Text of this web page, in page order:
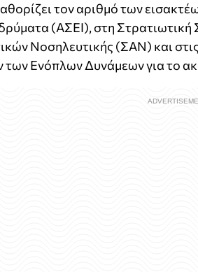
τον αριθμό των
(ΑΣΕΙ), στη
Νοσηλευτικής (ΣΑΝ) και
των Ενόπλων Δυνάμεων για το